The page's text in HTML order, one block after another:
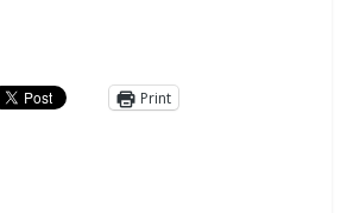
Print